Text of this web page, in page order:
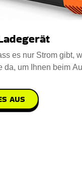
es nur Strom gibt,
da, um Ihnen beim
AUS